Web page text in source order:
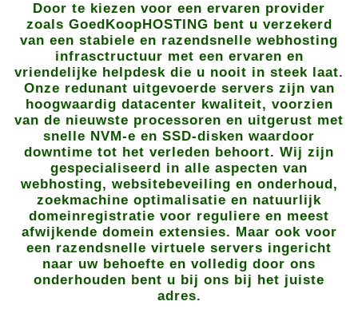
Door te kiezen voor een ervaren provider
zoals GoedKoopHOSTING bent u verzekerd
van een stabiele en razendsnelle webhosting
infrasctructuur met een ervaren en
vriendelijke helpdesk die u nooit in steek laat.
Onze redunant uitgevoerde servers zijn van
hoogwaardig datacenter kwaliteit, voorzien
van de nieuwste processoren en uitgerust met
snelle NVM-e en SSD-disken waardoor
downtime tot het verleden behoort. Wij zijn
gespecialiseerd in alle aspecten van
webhosting, websitebeveiling en onderhoud,
zoekmachine optimalisatie en natuurlijk
domeinregistratie voor reguliere en meest
afwijkende domein extensies. Maar ook voor
een razendsnelle virtuele servers ingericht
naar uw behoefte en volledig door ons
onderhouden bent u bij ons bij het juiste
adres.